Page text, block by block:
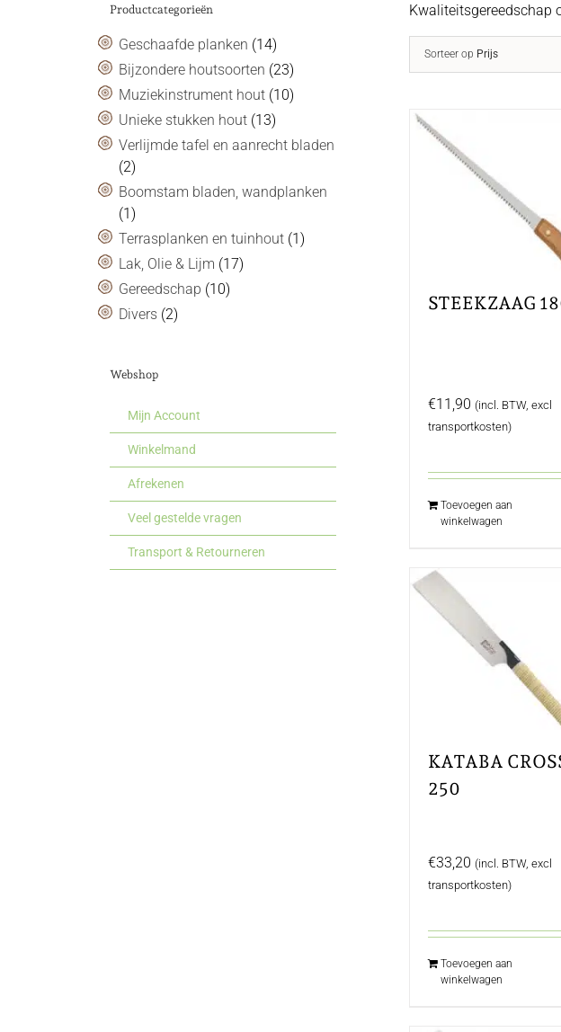
Kwaliteitsgereedschap
Sorteer op Prijs
STEEKZAAG
€11,90 (incl. BTW, excl
transportkosten)
Toevoegen aan
winkelwagen
KATABA
250
€33,20 (incl. BTW, excl
transportkosten)
Toevoegen aan
winkelwagen
Productcategorieën
Geschaafde planken (14)
Bijzondere houtsoorten (23)
Muziekinstrument hout (10)
Unieke stukken hout (13)
Verlijmde tafel en aanrecht bladen
(2)
Boomstam bladen, wandplanken
(1)
Terrasplanken en tuinhout (1)
Lak, Olie & Lijm (17)
Gereedschap (10)
Divers (2)
Webshop
Mijn Account
Winkelmand
Afrekenen
Veel gestelde vragen
Transport & Retourneren